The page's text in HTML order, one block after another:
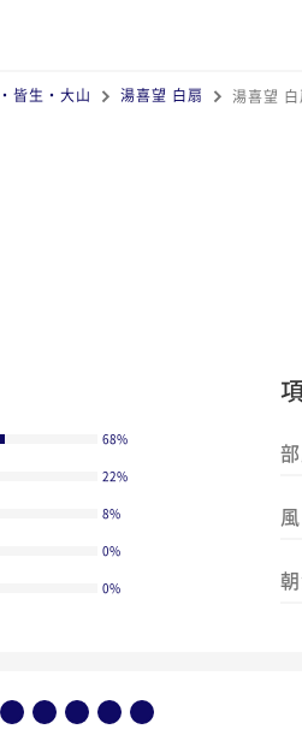
皆生・大山 湯喜望 白扇 湯喜望
68%
22%
8%
0%
0%